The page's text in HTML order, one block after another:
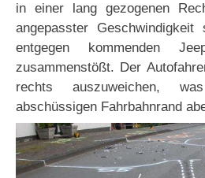
in einer lang gezogenen
angepasster
entgegen kommenden
zusammenstößt. Der
rechts auszuweichen,
abschüssigen Fahrbahnrand